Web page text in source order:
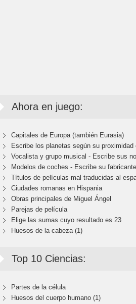
Ahora en juego:
Capitales de Europa (también Eurasia)
Escribe los planetas según su proximidad
Vocalista y grupo musical - Escribe sus
Modelos de coches - Escribe su fabricante
Títulos de películas mal traducidas al
Ciudades romanas en Hispania
Obras principales de Miguel Ángel
Parejas de película
Elige las sumas cuyo resultado es 23
Huesos de la cabeza (1)
Top 10 Ciencias:
Partes de la célula
Huesos del cuerpo humano (1)